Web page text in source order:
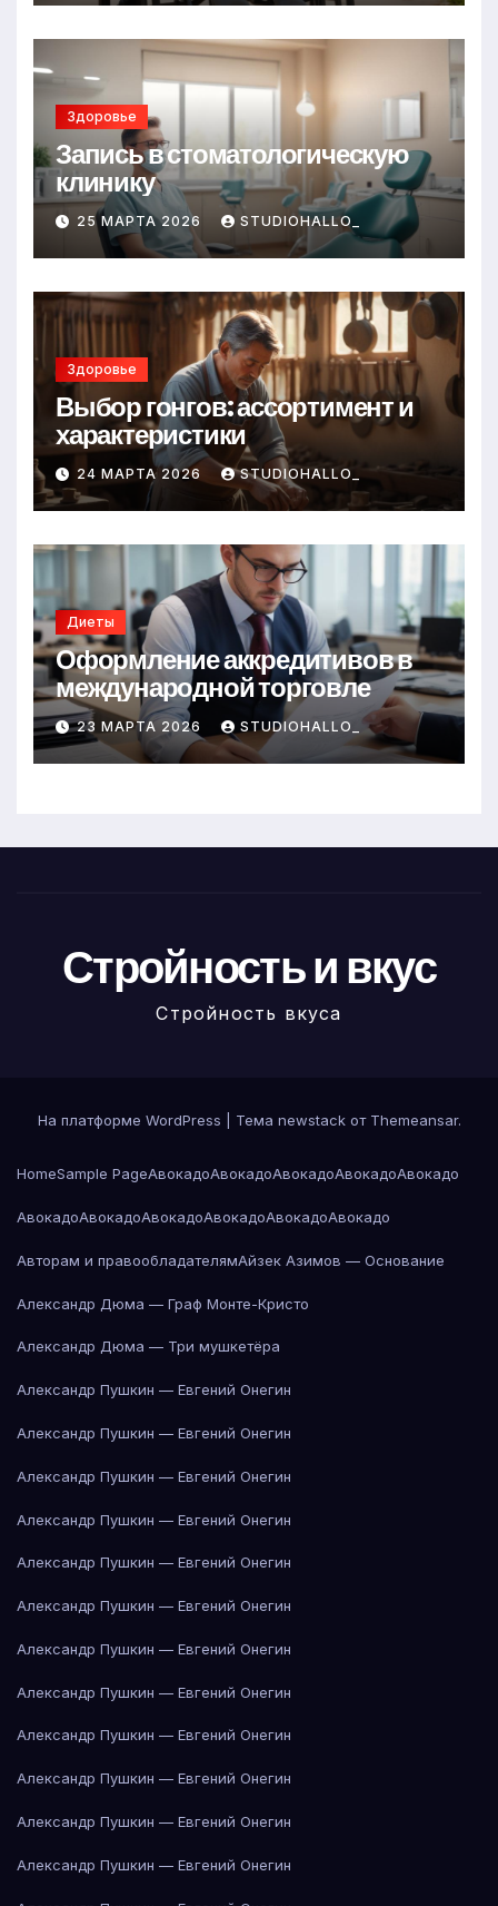
Здоровье
Запись в стоматологическую
клинику
25 МАРТА 2026 STUDIOHALLO_
Здоровье
Выбор гонгов: ассортимент и
характеристики
24 МАРТА 2026 STUDIOHALLO_
Диеты
Оформление аккредитивов в
международной торговле
23 МАРТА 2026 STUDIOHALLO_
Стройность и вкус
Стройность вкуса
На платформе WordPress Тема newstack от Themeansar.
HomeSample PageАвокадоАвокадоАвокадоАвокадоАвокадо
АвокадоАвокадоАвокадоАвокадоАвокадоАвокадо
Авторам и правообладателямАйзек Азимов — Основание
Александр Дюма — Граф Монте-Кристо
Александр Дюма — Три мушкетёра
Александр Пушкин — Евгений Онегин
Александр Пушкин — Евгений Онегин
Александр Пушкин — Евгений Онегин
Александр Пушкин — Евгений Онегин
Александр Пушкин — Евгений Онегин
Александр Пушкин — Евгений Онегин
Александр Пушкин — Евгений Онегин
Александр Пушкин — Евгений Онегин
Александр Пушкин — Евгений Онегин
Александр Пушкин — Евгений Онегин
Александр Пушкин — Евгений Онегин
Александр Пушкин — Евгений Онегин